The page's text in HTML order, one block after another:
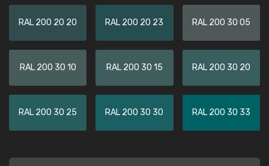
RAL 200 20 20 RAL 200 20 23 RAL 200 30 05
RAL 200 30 10 RAL 200 30 15 RAL 200 30 20
RAL 200 30 25 RAL 200 30 30 RAL 200 30 33